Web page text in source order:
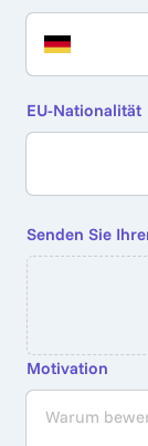
EU-Nationalität
Senden Sie
Required.
Motivation